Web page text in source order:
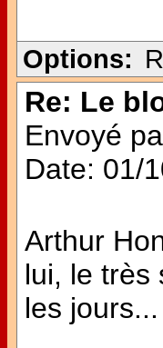
Options:
Re: Le
Envoyé
Date: 01/
Arthur
lui, le très
les jours...